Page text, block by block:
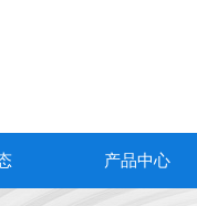
产品中心